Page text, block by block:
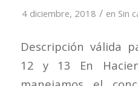
4 diciembre, 2018 / en Sin
Descripción válida
12 y 13 En